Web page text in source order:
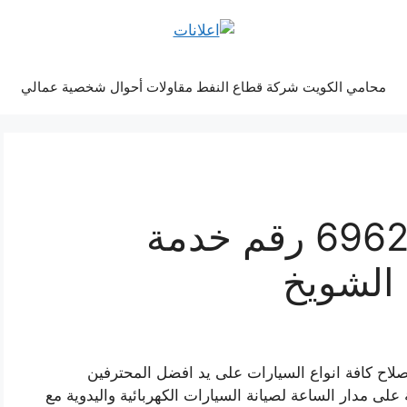
محامي الكويت شركة قطاع النفط مقاولات أحوال شخصية عمالي
بنشر الشويخ 69622745 رقم خدمة
الشويخ
كافة انواع السيارات على يد افضل المحترفين
مدار الساعة لصيانة السيارات الكهربائية واليدوية مع